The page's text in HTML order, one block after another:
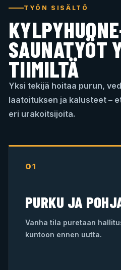
TYÖN SISÄLTÖ
SAUNATYÖT
TIIMILTÄ
Yksi tekijä hoitaa purun,
laatoituksen ja kalusteet –
eri urakoitsijoita.
01
PURKU JA
Vanha tila puretaan
kuntoon ennen uutta.